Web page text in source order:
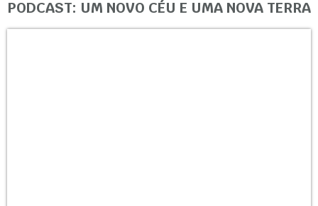
PODCAST: UM NOVO CÉU E UMA NOVA TERRA